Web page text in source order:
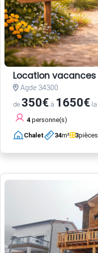
Location vacances
Agde 34300
de 350€ à 1650€
4 personne(s)
Chalet 34m² 3pièces